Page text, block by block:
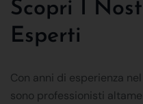
Scopri I
Esperti
Con anni di esperienza
sono professionisti